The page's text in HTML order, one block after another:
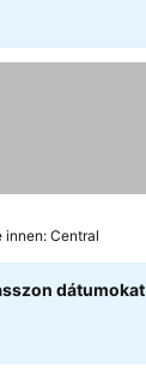
innen: Central
dátumokat